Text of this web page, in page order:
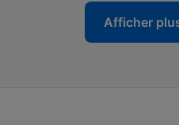
Afficher